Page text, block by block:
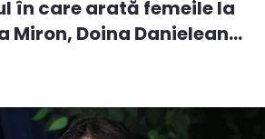
în care arată femeile la
Miron, Doina Danielean